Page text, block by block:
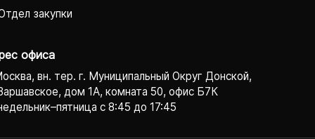
закупки
офиса
вн. тер. г. Муниципальный Округ Донской,
дом 1А, комната 50, офис Б7К
с 8:45 до 17:45